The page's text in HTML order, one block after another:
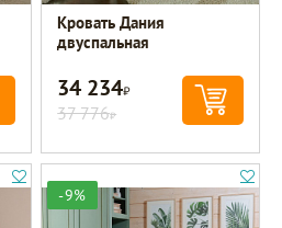
Кровать Дания
двуспальная
34 234Р
37 776Р
-9%